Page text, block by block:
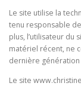
Le site utilise la
tenu responsable
plus, l’utilisateur du
matériel récent, ne
dernière génération
Le site